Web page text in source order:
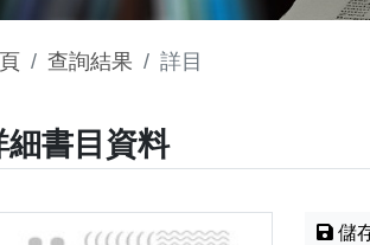
查詢結果 詳目
細書目資料
儲